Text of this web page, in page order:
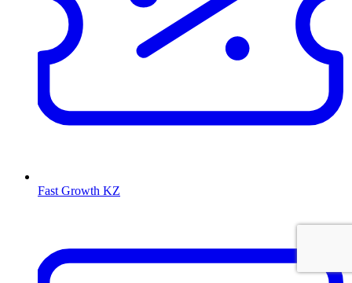
Fast Growth KZ